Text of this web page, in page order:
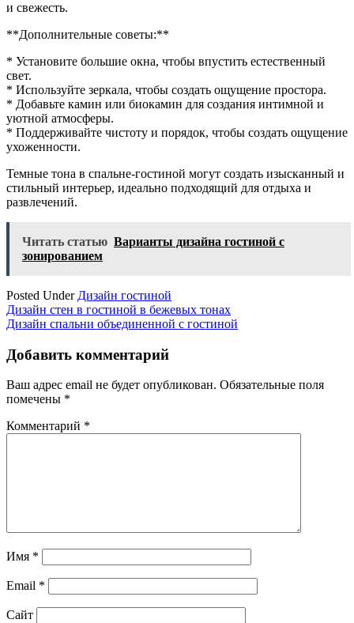
и свежесть.
**Дополнительные советы:**
* Установите большие окна, чтобы впустить естественный
свет.
* Используйте зеркала, чтобы создать ощущение простора.
* Добавьте камин или биокамин для создания интимной и
уютной атмосферы.
* Поддерживайте чистоту и порядок, чтобы создать ощущение
ухоженности.
Темные тона в спальне-гостиной могут создать изысканный и
стильный интерьер, идеально подходящий для отдыха и
развлечений.
Читать статью Варианты дизайна гостиной с
зонированием
Posted Under Дизайн гостиной
Навигация
по
записям
Дизайн стен в гостиной в бежевых тонах
Дизайн спальни объединенной с гостиной
Добавить комментарий
Ваш адрес email не будет опубликован. Обязательные поля
помечены *
Комментарий *
Имя *
Email *
Сайт